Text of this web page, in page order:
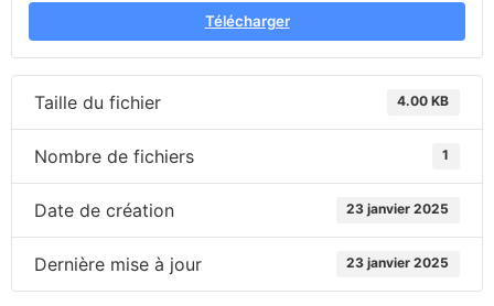
Télécharger
Taille du fichier 4.00 KB
Nombre de fichiers 1
Date de création 23 janvier 2025
Dernière mise à jour 23 janvier 2025